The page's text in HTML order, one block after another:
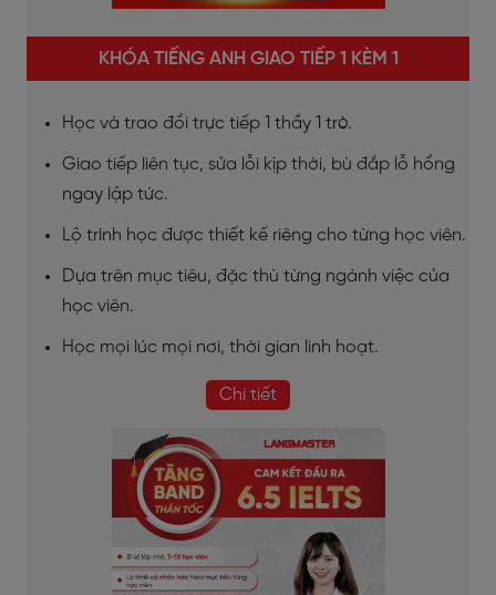
KHÓA TIẾNG ANH GIAO TIẾP 1 KÈM 1
Học và trao đổi trực tiếp 1 thầy 1 trò.
Giao tiếp liên tục, sửa lỗi kịp thời, bù đắp lỗ hổng
ngay lập tức.
Lộ trình học được thiết kế riêng cho từng học viên.
Dựa trên mục tiêu, đặc thù từng ngành việc của
học viên.
Học mọi lúc mọi nơi, thời gian linh hoạt.
Chi tiết